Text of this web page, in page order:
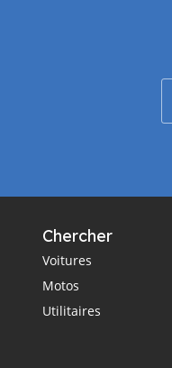
Chercher
Voitures
Motos
Utilitaires